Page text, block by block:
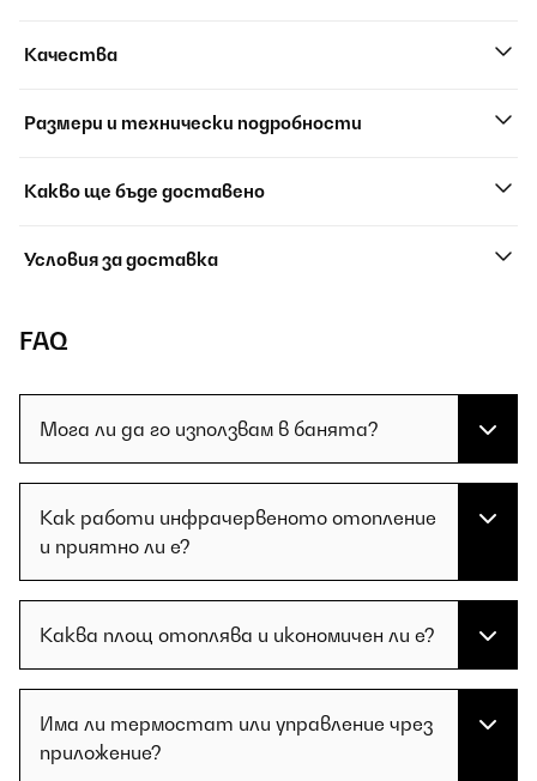
Качества
Размери и технически подробности
Какво ще бъде доставено
Условия за доставка
FAQ
Мога ли да го използвам в банята?
Как работи инфрачервеното отопление
и приятно ли е?
Каква площ отоплява и икономичен ли е?
Има ли термостат или управление чрез
приложение?